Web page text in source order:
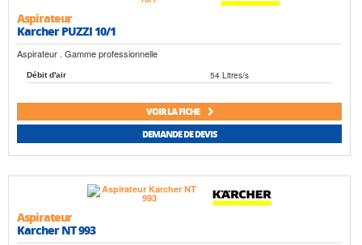
Aspirateur
Karcher PUZZI 10/1
Aspirateur . Gamme professionnelle
Débit d'air 54 Litres/s
VOIR LA FICHE
DEMANDE DE DEVIS
Aspirateur
Karcher NT 993